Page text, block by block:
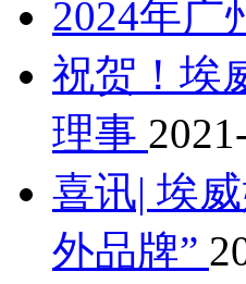
2024年广
祝贺！埃
理事
喜讯| 埃
外品牌”